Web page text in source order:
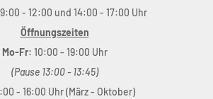
- 12:00 und 14:00 - 17:00 Uhr
Öffnungszeiten
Mo-Fr: 10:00 - 19:00 Uhr
(Pause 13:00 - 13:45)
- 16:00 Uhr (März - Oktober)